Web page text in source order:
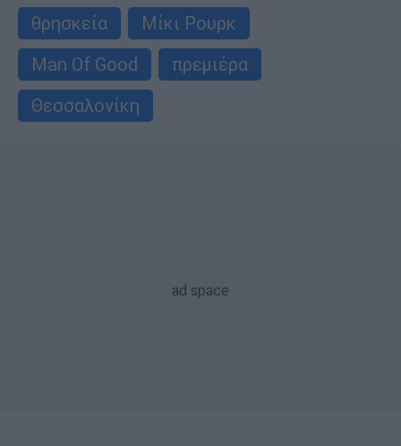
θρησκεία
Μίκι Ρουρκ
Man Of Good
πρεμιέρα
Θεσσαλονίκη